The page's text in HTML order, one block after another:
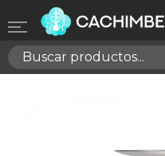
Registrarse
Necesitas hacer login